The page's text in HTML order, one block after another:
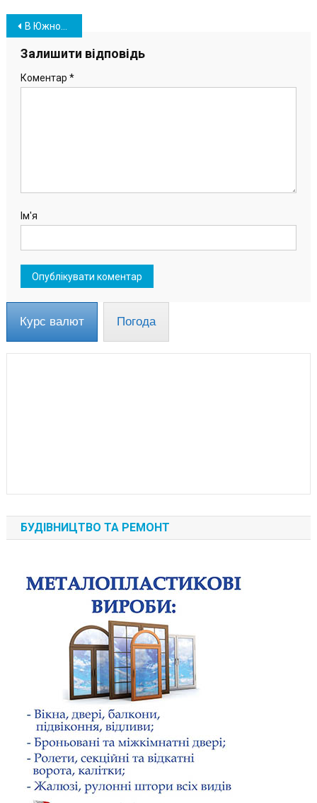
Навігація
записів
В Южном отпраздновали 76-ю годовщину Победы. Фоторепортаж
Залишити відповідь
Коментар *
Ім'я
Курс валют Погода
БУДІВНИЦТВО ТА РЕМОНТ